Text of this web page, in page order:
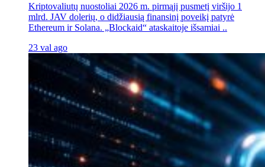
Kriptovaliutų nuostoliai 2026 m. pirmąjį pusmetį viršijo 1
mlrd. JAV dolerių, o didžiausią finansinį poveikį patyrė
Ethereum ir Solana. „Blockaid“ ataskaitoje išsamiai ..
23 val ago